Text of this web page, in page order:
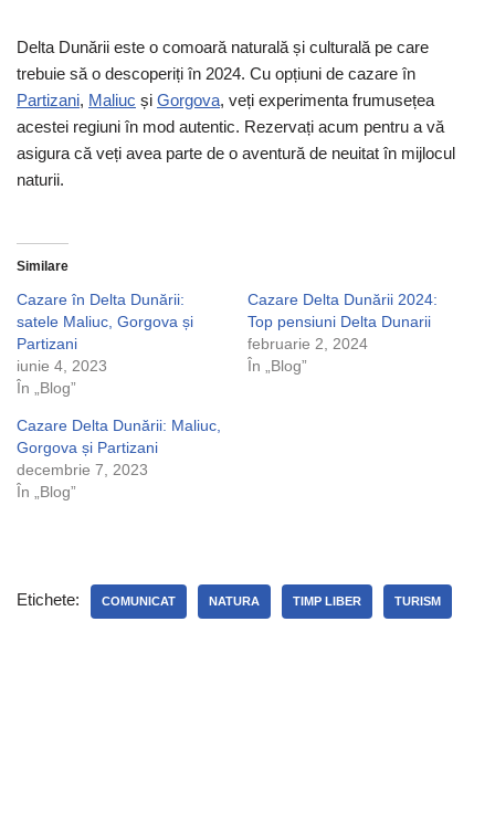
Delta Dunării este o comoară naturală și culturală pe care
trebuie să o descoperiți în 2024. Cu opțiuni de cazare în
Partizani, Maliuc și Gorgova, veți experimenta frumusețea
acestei regiuni în mod autentic. Rezervați acum pentru a vă
asigura că veți avea parte de o aventură de neuitat în mijlocul
naturii.
Similare
Cazare în Delta Dunării:
satele Maliuc, Gorgova și
Partizani
iunie 4, 2023
În „Blog”
Cazare Delta Dunării 2024:
Top pensiuni Delta Dunarii
februarie 2, 2024
În „Blog”
Cazare Delta Dunării: Maliuc,
Gorgova și Partizani
decembrie 7, 2023
În „Blog”
Etichete: COMUNICAT NATURA TIMP LIBER TURISM